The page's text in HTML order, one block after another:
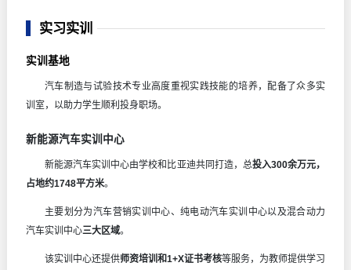
实习实训
实训基地
汽车制造与试验技术专业高度重视实践技能的培养，配备了众多实
训室，以助力学生顺利投身职场。
新能源汽车实训中心
新能源汽车实训中心由学校和比亚迪共同打造，总投入300余万元，
占地约1748平方米。
主要划分为汽车营销实训中心、纯电动汽车实训中心以及混合动力
汽车实训中心三大区域。
该实训中心还提供师资培训和1+X证书考核等服务，为教师提供学习